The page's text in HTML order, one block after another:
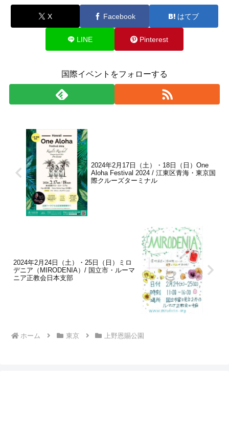
X Facebook はてブ
LINE Pinterest
国際イベントをフォローする
2024年2月17日（土）・18日（日）One
Aloha Festival 2024 / 江東区青海・東京国
際クルーズターミナル
2024年2月24日（土）・25日（日）ミロ
デニア（MIRODENIA）/ 国立市・ルーマ
ニア正教会日本支部
ホーム 東京 上野恩賜公園